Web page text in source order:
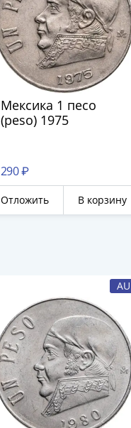
Мексика 1 песо
(peso) 1975
290 ₽
Отложить В корзину
AU